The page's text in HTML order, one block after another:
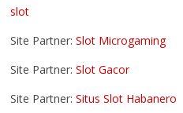
slot
Site Partner:Slot Microgaming
Site Partner:Slot Gacor
Site Partner:Situs Slot Habanero